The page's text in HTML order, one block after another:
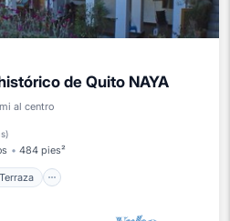
de Quito NAYA
al centro
)
484 pies²
Balcón/Terraza